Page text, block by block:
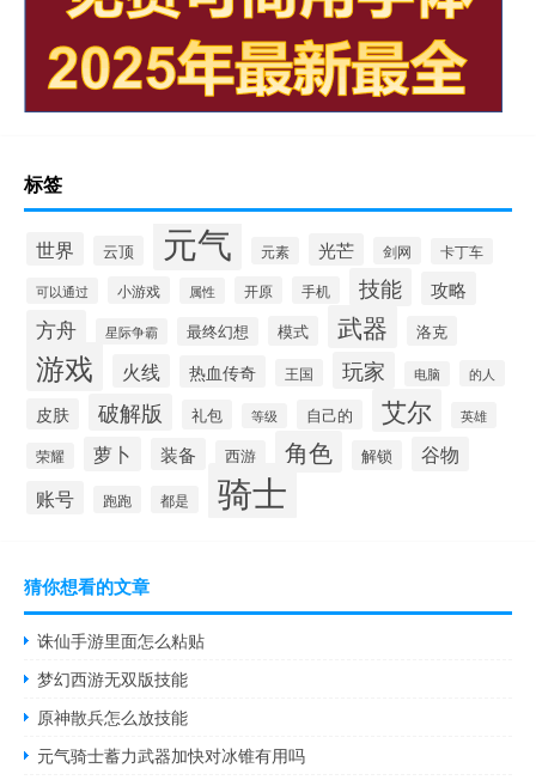
标签
世界 云顶 元气 元素 光芒 剑网 卡丁车
可以通过 小游戏 属性 开原 手机 技能 攻略
方舟 星际争霸 最终幻想 模式 武器 洛克
游戏 火线 热血传奇 王国 玩家 电脑 的人
皮肤 破解版 礼包 等级 自己的 艾尔 英雄
荣耀 萝卜 装备 西游 角色 解锁 谷物
账号 跑跑 都是 骑士
猜你想看的文章
诛仙手游里面怎么粘贴
梦幻西游无双版技能
原神散兵怎么放技能
元气骑士蓄力武器加快对冰锥有用吗